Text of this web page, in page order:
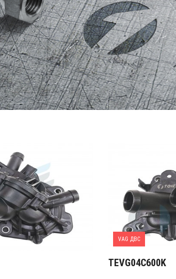
VAG ДВС
TEVG04C600K